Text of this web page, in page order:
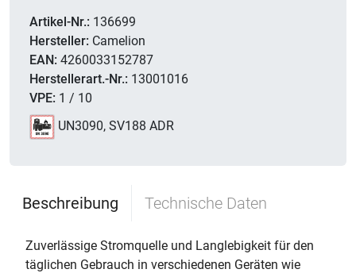
Artikel-Nr.: 136699
Hersteller: Camelion
EAN: 4260033152787
Herstellerart.-Nr.: 13001016
VPE: 1 / 10
UN3090, SV188 ADR
Beschreibung Technische Daten
Zuverlässige Stromquelle und Langlebigkeit für den
täglichen Gebrauch in verschiedenen Geräten wie